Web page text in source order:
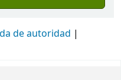
de autoridad